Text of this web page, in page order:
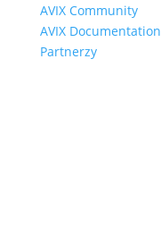
AVIX Community
AVIX Documentation
Partnerzy